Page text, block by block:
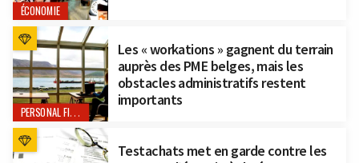
ÉCONOMIE
PERSONAL FINANCE
Les « workations » gagnent du terrain
auprès des PME belges, mais les
obstacles administratifs restent
importants
Testachats met en garde contre les